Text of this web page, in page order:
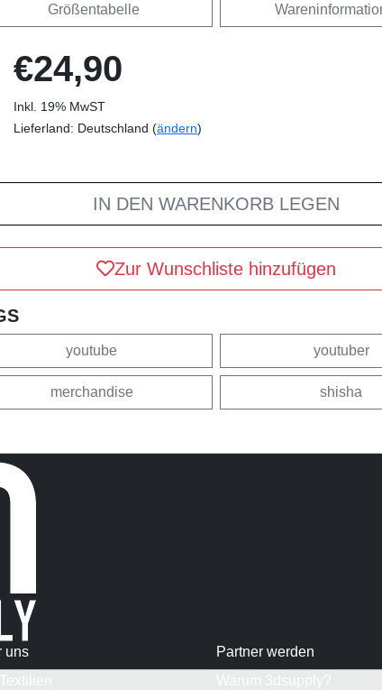
Größentabelle
€24,90
Inkl. 19% MwST
Lieferland: Deutschland (ändern)
IN DEN WARENKORB LEGEN
Zur Wunschliste hinzufügen
youtube youtuber
merchandise shisha
uns
Partner werden